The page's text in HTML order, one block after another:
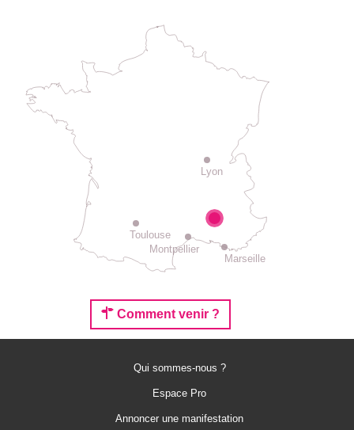
Lyon
Montpellier
Toulouse
Marseille
Comment venir ?
Qui sommes-nous ?
Espace Pro
Annoncer une manifestation